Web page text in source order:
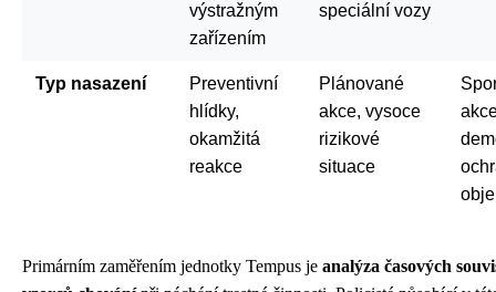
výstražným
zařízením
speciální vozy
Typ nasazení
Preventivní
hlídky,
okamžitá
reakce
Plánované
akce, vysoce
rizikové
situace
Primárním zaměřením jednotky Tempus je analýza časových